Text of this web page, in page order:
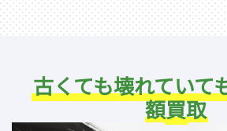
古くても壊れていて
額買取